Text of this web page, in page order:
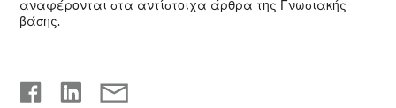
αναφέρονται στα αντίστοιχα άρθρα της Γνωσιακής
βάσης.